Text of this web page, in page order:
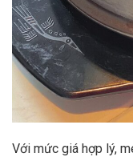
Với mức giá hợp lý,